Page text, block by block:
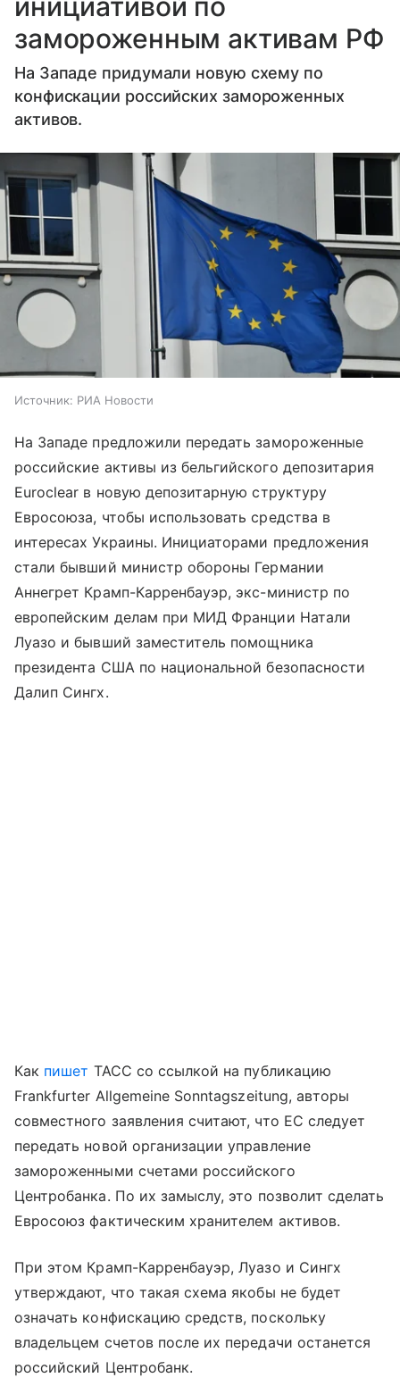
замороженным активам РФ
На Западе придумали новую схему по
конфискации российских замороженных
активов.
Источник: РИА Новости
На Западе предложили передать замороженные
российские активы из бельгийского депозитария
Euroclear в новую депозитарную структуру
Евросоюза, чтобы использовать средства в
интересах Украины. Инициаторами предложения
стали бывший министр обороны Германии
Аннегрет Крамп-Карренбауэр, экс-министр по
европейским делам при МИД Франции Натали
Луазо и бывший заместитель помощника
президента США по национальной безопасности
Далип Сингх.
Как пишет ТАСС со ссылкой на публикацию
Frankfurter Allgemeine Sonntagszeitung, авторы
совместного заявления считают, что ЕС следует
передать новой организации управление
замороженными счетами российского
Центробанка. По их замыслу, это позволит сделать
Евросоюз фактическим хранителем активов.
При этом Крамп-Карренбауэр, Луазо и Сингх
утверждают, что такая схема якобы не будет
означать конфискацию средств, поскольку
владельцем счетов после их передачи останется
российский Центробанк.